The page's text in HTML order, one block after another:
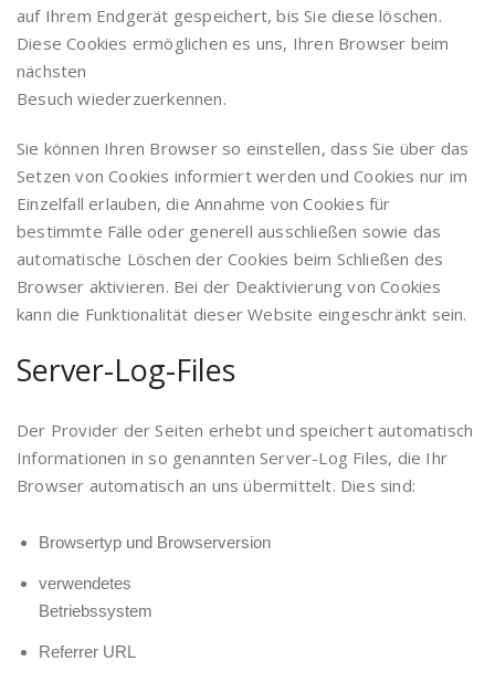
auf Ihrem Endgerät gespeichert, bis Sie diese löschen.
Diese Cookies ermöglichen es uns, Ihren Browser beim
nächsten
Besuch wiederzuerkennen.
Sie können Ihren Browser so einstellen, dass Sie über das
Setzen von Cookies informiert werden und Cookies nur im
Einzelfall erlauben, die Annahme von Cookies für
bestimmte Fälle oder generell ausschließen sowie das
automatische Löschen der Cookies beim Schließen des
Browser aktivieren. Bei der Deaktivierung von Cookies
kann die Funktionalität dieser Website eingeschränkt sein.
Server-Log-Files
Der Provider der Seiten erhebt und speichert automatisch
Informationen in so genannten Server-Log Files, die Ihr
Browser automatisch an uns übermittelt. Dies sind:
Browsertyp und Browserversion
verwendetes
Betriebssystem
Referrer URL